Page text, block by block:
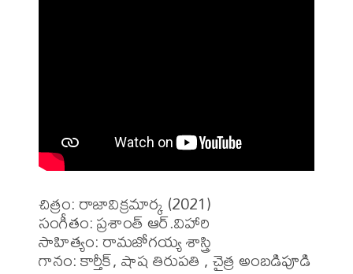
చిత్రం: రాజావిక్రమార్క (2021)
సంగీతం: ప్రశాంత్ ఆర్.విహారి
సాహిత్యం: రామజోగయ్య శాస్త్రి
గానం: కార్తీక్, షాష తిరుపతి , చైత్ర అంబడిపూడి